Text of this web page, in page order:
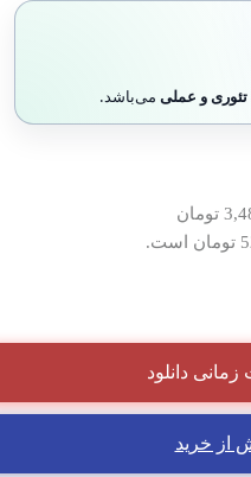
تئوری و عملی می‌باشد.
قیمت اصلی 3,480,000 تومان
دانلود
از خرید